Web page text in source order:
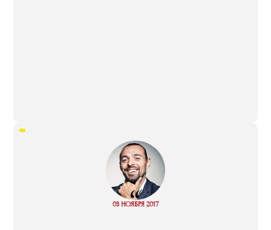
“
03 НОЯБРЯ 2017
Read